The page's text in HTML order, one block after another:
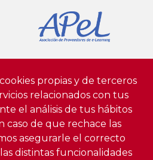
propias y de terceros
relacionados con tus
el análisis de tus hábitos
caso de que rechace las
asegurarle el correcto
distintas funcionalidades